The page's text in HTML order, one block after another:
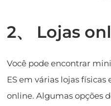
2、 Lojas
Você pode encontrar
ES em várias lojas
online. Algumas opções